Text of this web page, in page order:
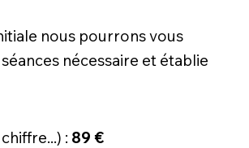
nous pourrons vous
nécessaire et établie
: 89 €